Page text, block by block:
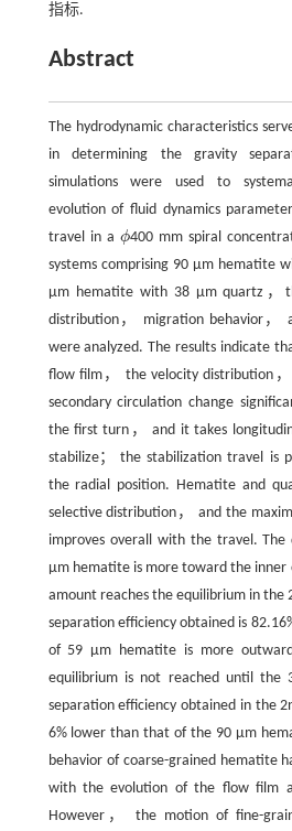
指标.
Abstract
The hydrodynamic characteristics
in determining the gravity
simulations were used to
evolution of fluid dynamics
travel in a ϕ
ϕ400 mm spiral
systems comprising 90 μm hematite
μm hematite with 38 μm quartz，
distribution， migration behavior，
were analyzed. The results indicate
flow film， the velocity distribution
secondary circulation change
the first turn， and it takes
stabilize； the stabilization travel is
the radial position. Hematite and
selective distribution， and the
improves overall with the travel.
μm hematite is more toward the
amount reaches the equilibrium in the
separation efficiency obtained is
of 59 μm hematite is more
equilibrium is not reached until the
separation efficiency obtained in the
6% lower than that of the 90 μm
behavior of coarse-grained hematite
with the evolution of the flow film
However， the motion of fine-